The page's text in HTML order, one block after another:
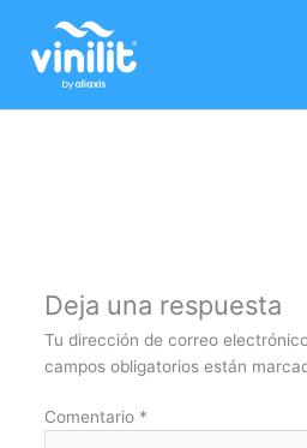
contenido
Deja una respuesta
Tu dirección de correo
campos obligatorios están
Comentario *